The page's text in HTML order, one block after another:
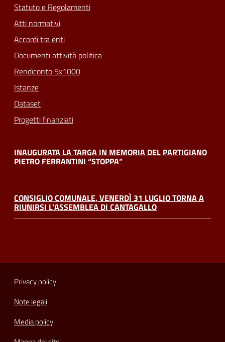
Statuto e Regolamenti
Atti normativi
Accordi tra enti
Documenti attività politica
Rendiconto 5x1000
Istanze
Dataset
Progetti finanziati
INAUGURATA LA TARGA IN MEMORIA DEL PARTIGIANO
PIETRO FERRANTINI “STOPPA”
CONSIGLIO COMUNALE, VENERDÌ 31 LUGLIO TORNA A
RIUNIRSI L'ASSEMBLEA DI CANTAGALLO
Privacy policy
Note legali
Media policy